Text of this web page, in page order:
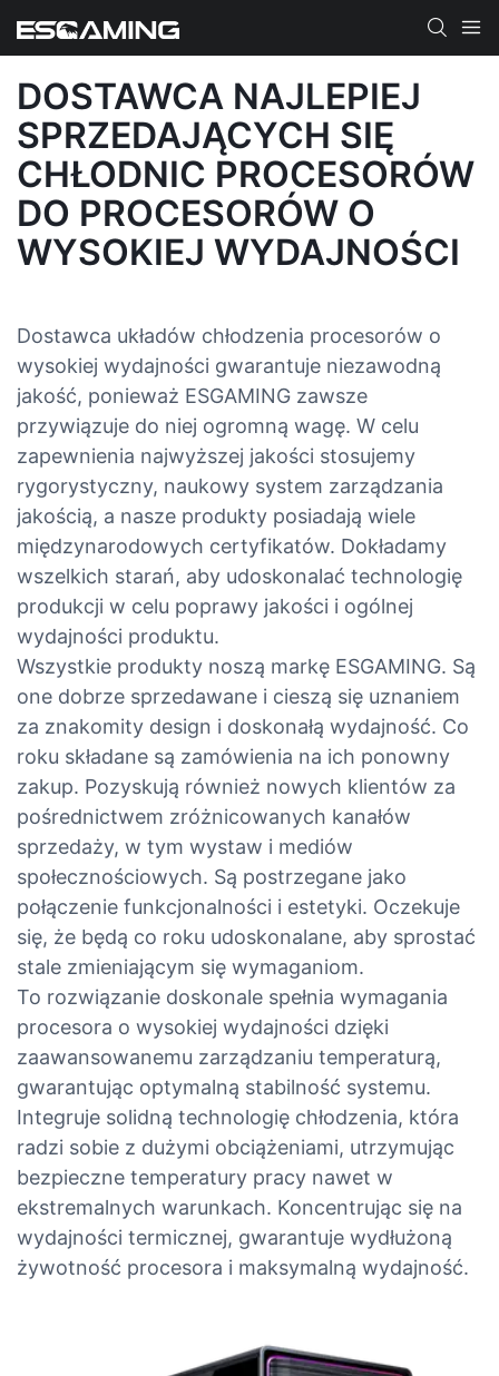
DOSTAWCA NAJLEPIEJ
SPRZEDAJĄCYCH SIĘ
CHŁODNIC PROCESORÓW
DO PROCESORÓW O
WYSOKIEJ WYDAJNOŚCI
Dostawca układów chłodzenia procesorów o
wysokiej wydajności gwarantuje niezawodną
jakość, ponieważ ESGAMING zawsze
przywiązuje do niej ogromną wagę. W celu
zapewnienia najwyższej jakości stosujemy
rygorystyczny, naukowy system zarządzania
jakością, a nasze produkty posiadają wiele
międzynarodowych certyfikatów. Dokładamy
wszelkich starań, aby udoskonalać technologię
produkcji w celu poprawy jakości i ogólnej
wydajności produktu.
Wszystkie produkty noszą markę ESGAMING. Są
one dobrze sprzedawane i cieszą się uznaniem
za znakomity design i doskonałą wydajność. Co
roku składane są zamówienia na ich ponowny
zakup. Pozyskują również nowych klientów za
pośrednictwem zróżnicowanych kanałów
sprzedaży, w tym wystaw i mediów
społecznościowych. Są postrzegane jako
połączenie funkcjonalności i estetyki. Oczekuje
się, że będą co roku udoskonalane, aby sprostać
stale zmieniającym się wymaganiom.
To rozwiązanie doskonale spełnia wymagania
procesora o wysokiej wydajności dzięki
zaawansowanemu zarządzaniu temperaturą,
gwarantując optymalną stabilność systemu.
Integruje solidną technologię chłodzenia, która
radzi sobie z dużymi obciążeniami, utrzymując
bezpieczne temperatury pracy nawet w
ekstremalnych warunkach. Koncentrując się na
wydajności termicznej, gwarantuje wydłużoną
żywotność procesora i maksymalną wydajność.